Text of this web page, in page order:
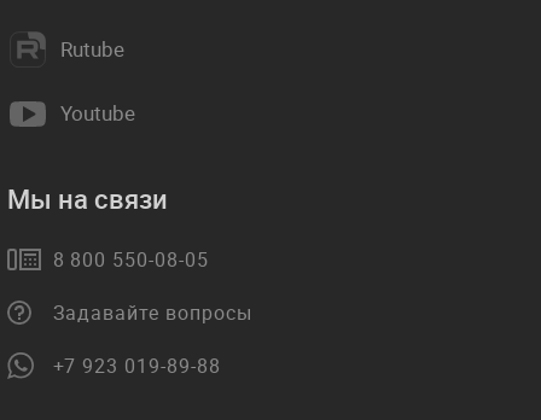
Rutube
Youtube
Мы на связи
8 800 550-08-05
Задавайте вопросы
+7 923 019-89-88